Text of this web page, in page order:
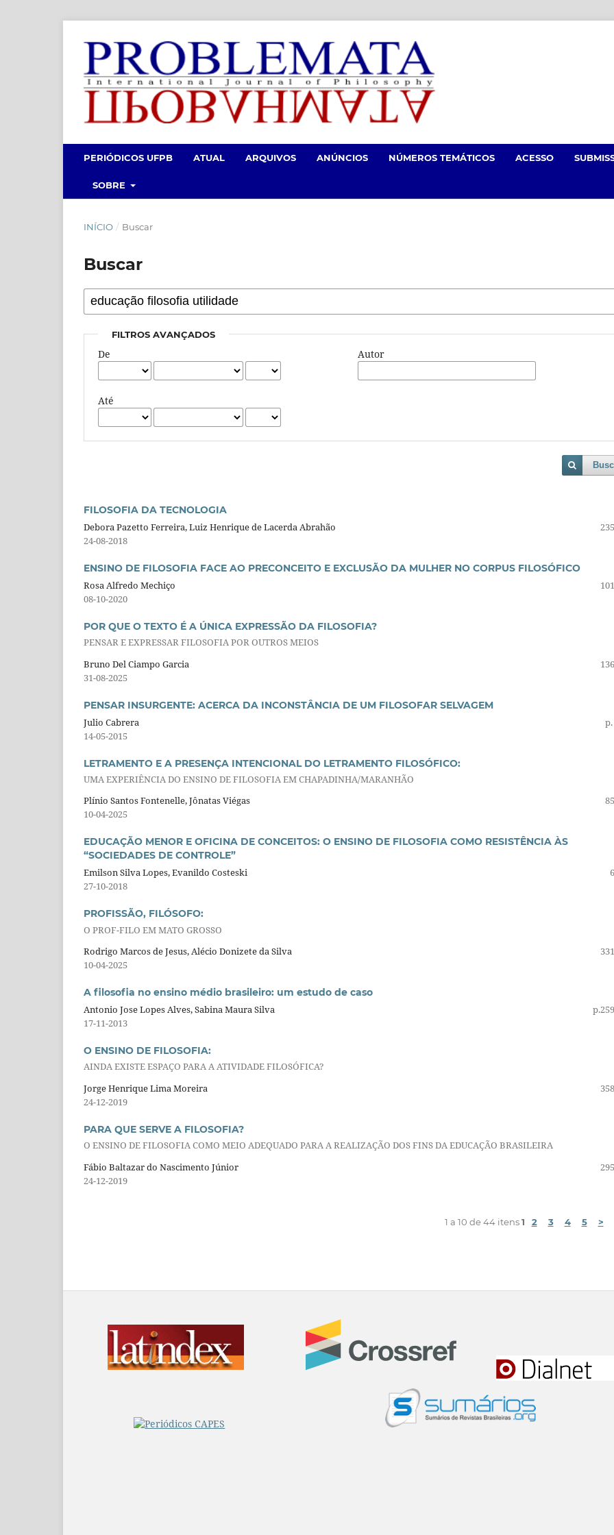
PERIÓDICOS UFPB ATUAL ARQUIVOS ANÚNCIOS NÚMEROS TEMÁTICOS ACESSO
SOBRE
INÍCIO / Buscar
Buscar
FILTROS AVANÇADOS
De
Até
Autor
FILOSOFIA DA TECNOLOGIA
Debora Pazetto Ferreira, Luiz Henrique de Lacerda Abrahão
24-08-2018
ENSINO DE FILOSOFIA FACE AO PRECONCEITO E EXCLUSÃO DA MULHER NO CORPUS FILOSÓFICO
Rosa Alfredo Mechiço
08-10-2020
POR QUE O TEXTO É A ÚNICA EXPRESSÃO DA FILOSOFIA?
PENSAR E EXPRESSAR FILOSOFIA POR OUTROS MEIOS
Bruno Del Ciampo Garcia
31-08-2025
PENSAR INSURGENTE: ACERCA DA INCONSTÂNCIA DE UM FILOSOFAR SELVAGEM
Julio Cabrera
14-05-2015
LETRAMENTO E A PRESENÇA INTENCIONAL DO LETRAMENTO FILOSÓFICO:
UMA EXPERIÊNCIA DO ENSINO DE FILOSOFIA EM CHAPADINHA/MARANHÃO
Plínio Santos Fontenelle, Jônatas Viégas
10-04-2025
EDUCAÇÃO MENOR E OFICINA DE CONCEITOS: O ENSINO DE FILOSOFIA COMO RESISTÊNCIA ÀS
“SOCIEDADES DE CONTROLE”
Emilson Silva Lopes, Evanildo Costeski
27-10-2018
PROFISSÃO, FILÓSOFO:
O PROF-FILO EM MATO GROSSO
Rodrigo Marcos de Jesus, Alécio Donizete da Silva
10-04-2025
A filosofia no ensino médio brasileiro: um estudo de caso
Antonio Jose Lopes Alves, Sabina Maura Silva
17-11-2013
O ENSINO DE FILOSOFIA:
AINDA EXISTE ESPAÇO PARA A ATIVIDADE FILOSÓFICA?
Jorge Henrique Lima Moreira
24-12-2019
PARA QUE SERVE A FILOSOFIA?
O ENSINO DE FILOSOFIA COMO MEIO ADEQUADO PARA A REALIZAÇÃO DOS FINS DA EDUCAÇÃO BRASILEIRA
Fábio Baltazar do Nascimento Júnior
24-12-2019
1 a 10 de 44 itens1 2 3 4 5 >